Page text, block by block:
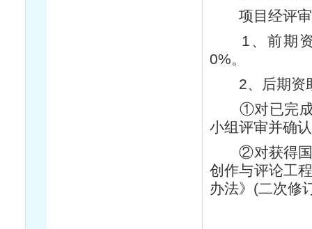
项目经评审
1、前期资
0%。
2、后期
①对已完成并
小组评审并确
②对获得国家
创作与评论工
办法》(二次